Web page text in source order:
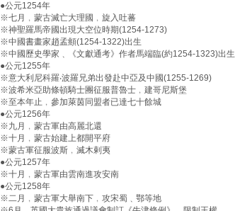
●公元1254年
※七月﹐蒙古滅亡大理國﹐旋入吐蕃
※神聖羅馬帝國出現大空位時期(1254-1273)
※中國書畫家趙孟頫(1254-1322)出生
※中國歷史學家﹑《文獻通考》作者馬端臨(約1254-1323)出生
●公元1255年
※意大利尼科羅‧波羅兄弟出發赴中亞及中國(1255-1269)
※波希米亞助條頓騎士團征服普魯士﹐建哥尼斯堡
※至本年止﹐參加萊茵同盟者已達七十餘城
●公元1256年
※九月﹐蒙古軍由高麗北還
※十月﹐蒙古始建上都開平府
※蒙古軍征服波斯﹐滅木剌夷
●公元1257年
※十月﹐蒙古軍由雲南進攻安南
●公元1258年
※二月﹐蒙古軍大舉南下﹐攻宋蜀﹑鄂等地